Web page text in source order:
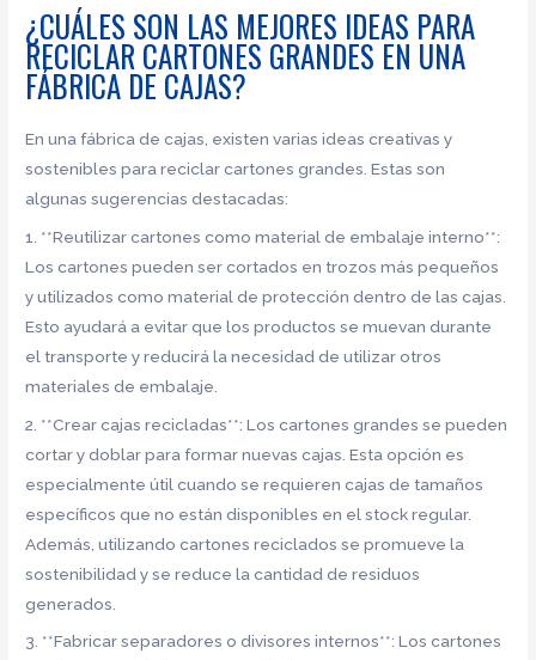
¿CUÁLES SON LAS MEJORES IDEAS PARA
RECICLAR CARTONES GRANDES EN UNA
FÁBRICA DE CAJAS?
En una fábrica de cajas, existen varias ideas creativas y
sostenibles para reciclar cartones grandes. Estas son
algunas sugerencias destacadas:
1. **Reutilizar cartones como material de embalaje interno**:
Los cartones pueden ser cortados en trozos más pequeños
y utilizados como material de protección dentro de las cajas.
Esto ayudará a evitar que los productos se muevan durante
el transporte y reducirá la necesidad de utilizar otros
materiales de embalaje.
2. **Crear cajas recicladas**: Los cartones grandes se pueden
cortar y doblar para formar nuevas cajas. Esta opción es
especialmente útil cuando se requieren cajas de tamaños
específicos que no están disponibles en el stock regular.
Además, utilizando cartones reciclados se promueve la
sostenibilidad y se reduce la cantidad de residuos
generados.
3. **Fabricar separadores o divisores internos**: Los cartones